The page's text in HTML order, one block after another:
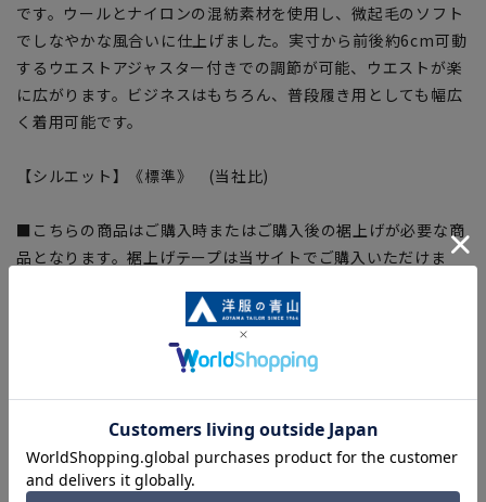
です。ウールとナイロンの混紡素材を使用し、微起毛のソフト
でしなやかな風合いに仕上げました。実寸から前後約6cm可動
するウエストアジャスター付きでの調節が可能、ウエストが楽
に広がります。ビジネスはもちろん、普段履き用としても幅広
く着用可能です。
【シルエット】《標準》 (当社比)
■こちらの商品はご購入時またはご購入後の裾上げが必要な商
品となります。裾上げテープは当サイトでご購入いただけま
SUSOTAPE010
※こちらの商品は在庫切れの場合がございます。
【商品に関するご注意】
■商品画像はサンプルのため、色味やサイズ等の仕様に変更が
ある場合がございますので、予めご了承ください。